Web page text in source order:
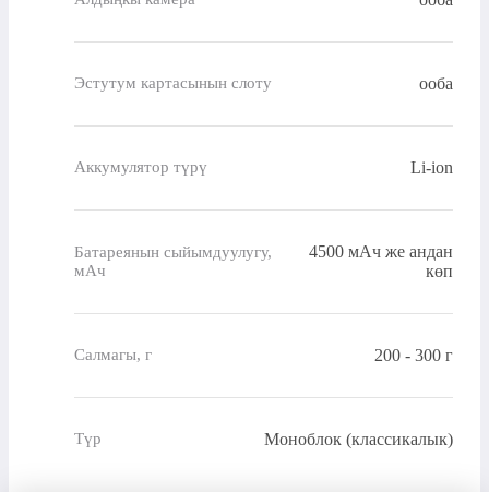
Эстутум картасынын слоту ооба
Аккумулятор түрү Li-ion
Батареянын сыйымдуулугу,
мАч
4500 мАч же андан
көп
Салмагы, г 200 - 300 г
Түр Моноблок (классикалык)